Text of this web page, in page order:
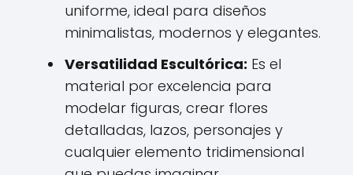
uniforme, ideal para diseños
minimalistas, modernos y elegantes.
Versatilidad Escultórica: Es el
material por excelencia para
modelar figuras, crear flores
detalladas, lazos, personajes y
cualquier elemento tridimensional